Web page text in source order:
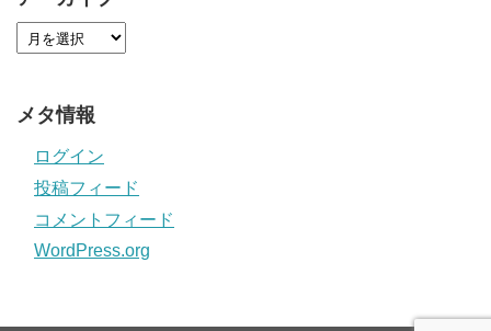
メタ情報
ログイン
投稿フィード
コメントフィード
WordPress.org